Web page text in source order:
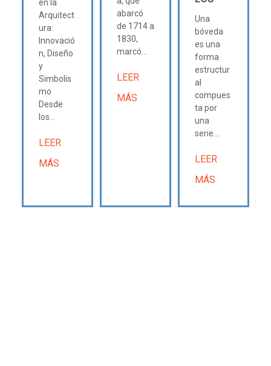
en la
Arquitect
ura:
Innovació
n, Diseño
y
Simbolis
mo
Desde
los...
LEER
MÁS
abarcó
de 1714 a
1830,
marcó...
LEER
MÁS
Una
bóveda
es una
forma
estructur
al
compues
ta por
una
serie...
LEER
MÁS